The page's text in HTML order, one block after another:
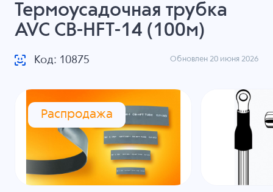
Термоусадочная трубка
AVC CB-HFT-14 (100м)
Код: 10875 Обновлен 20 июня 2026
Распродажа